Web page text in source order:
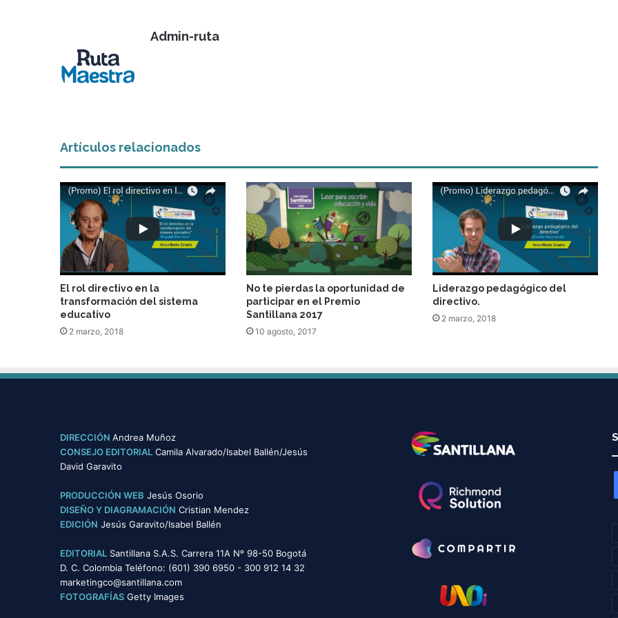
Admin-ruta
Artículos relacionados
El rol directivo en la
transformación del sistema
educativo
2 marzo, 2018
No te pierdas la oportunidad de
participar en el Premio
Santillana 2017
10 agosto, 2017
Liderazgo pedagógico del
directivo.
2 marzo, 2018
DIRECCIÓN Andrea Muñoz
CONSEJO EDITORIAL Camila Alvarado/Isabel Ballén/Jesús
David Garavito
PRODUCCIÓN WEB Jesús Osorio
DISEÑO Y DIAGRAMACIÓN Cristian Mendez
EDICIÓN Jesús Garavito/Isabel Ballén
EDITORIAL Santillana S.A.S. Carrera 11A Nº 98-50 Bogotá
D. C. Colombia Teléfono: (601) 390 6950 - 300 912 14 32
marketingco@santillana.com
FOTOGRAFÍAS Getty Images